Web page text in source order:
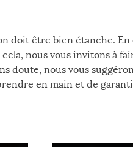
doit être bien étanche. En
nous vous invitons à
doute, nous vous
en main et de